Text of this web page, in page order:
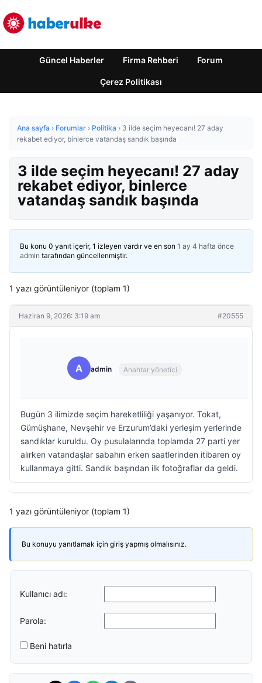
Güncel Haberler Firma Rehberi Forum
Çerez Politikası
Ana sayfa › Forumlar › Politika › 3 ilde seçim heyecanı! 27 aday
rekabet ediyor, binlerce vatandaş sandık başında
3 ilde seçim heyecanı! 27 aday
rekabet ediyor, binlerce
vatandaş sandık başında
Bu konu 0 yanıt içerir, 1 izleyen vardır ve en son 1 ay 4 hafta önce
admin tarafından güncellenmiştir.
1 yazı görüntüleniyor (toplam 1)
Haziran 9, 2026: 3:19 am #20555
A admin Anahtar yönetici
Bugün 3 ilimizde seçim hareketliliği yaşanıyor. Tokat,
Gümüşhane, Nevşehir ve Erzurum’daki yerleşim yerlerinde
sandıklar kuruldu. Oy pusulalarında toplamda 27 parti yer
alırken vatandaşlar sabahın erken saatlerinden itibaren oy
kullanmaya gitti. Sandık başından ilk fotoğraflar da geldi.
1 yazı görüntüleniyor (toplam 1)
Bu konuyu yanıtlamak için giriş yapmış olmalısınız.
Kullanıcı adı:
Parola:
Beni hatırla